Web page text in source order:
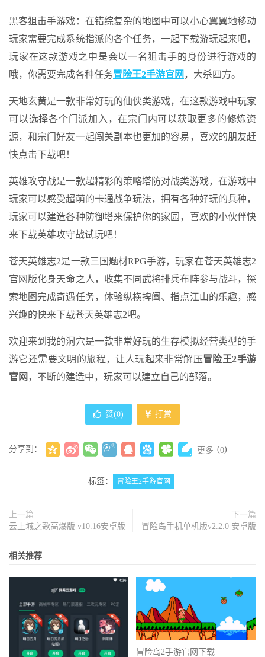
黑客狙击手游戏：在错综复杂的地图中可以小心翼翼地移动
玩家需要完成系统指派的各个任务，一起下载游玩起来吧，
玩家在这款游戏之中是会以一名狙击手的身份进行游戏的
哦，你需要完成各种任务冒险王2手游官网 ，大杀四方。
天地玄黄是一款非常好玩的仙侠类游戏，在这款游戏中玩家
可以选择各个门派加入，在宗门内可以获取更多的修炼资
源，和宗门好友一起闯关副本也更加的容易，喜欢的朋友赶
快点击下载吧！
英雄攻守战是一款超精彩的策略塔防对战类游戏，在游戏中
玩家可以感受超萌的卡通战争玩法，拥有各种好玩的兵种，
玩家可以建造各种防御塔来保护你的家园，喜欢的小伙伴快
来下载英雄攻守战试玩吧！
苍天英雄志2是一款三国题材RPG手游，玩家在苍天英雄志2
官网版化身天命之人，收集不同武将排兵布阵参与战斗，探
索地图完成奇遇任务，体验纵横捭阖、指点江山的乐趣，感
兴趣的快来下载苍天英雄志2吧。
欢迎来到我的洞穴是一款非常好玩的生存模拟经营类型的手
游它还需要文明的旅程，让人玩起来非常解压冒险王2手游
官网 ，不断的建造中，玩家可以建立自己的部落。
赞(0) 打赏
分享到： 更多 (0)
标签： 冒险王2手游官网
上一篇
云上城之歌高爆版 v10.16安卓版
下一篇
冒险岛手机单机版v2.2.0 安卓版
相关推荐
冒险岛2手游官网下载